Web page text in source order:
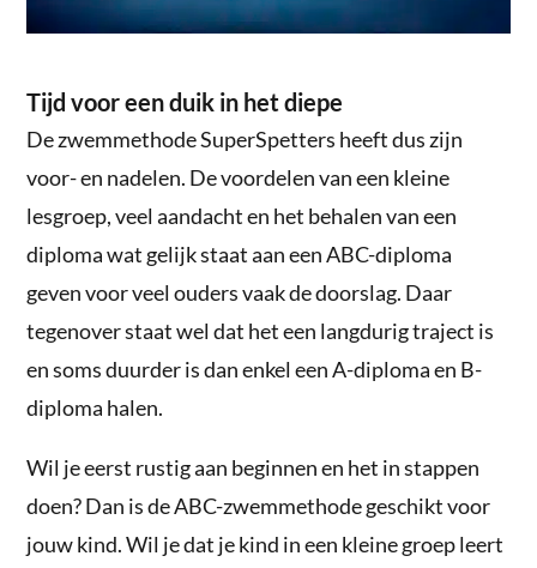
Tijd voor een duik in het diepe
De zwemmethode SuperSpetters heeft dus zijn
voor- en nadelen. De voordelen van een kleine
lesgroep, veel aandacht en het behalen van een
diploma wat gelijk staat aan een ABC-diploma
geven voor veel ouders vaak de doorslag. Daar
tegenover staat wel dat het een langdurig traject is
en soms duurder is dan enkel een A-diploma en B-
diploma halen.
Wil je eerst rustig aan beginnen en het in stappen
doen? Dan is de ABC-zwemmethode geschikt voor
jouw kind. Wil je dat je kind in een kleine groep leert